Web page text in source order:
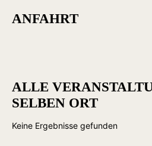
ANFAHRT
ALLE
SELBEN ORT
Keine Ergebnisse gefunden